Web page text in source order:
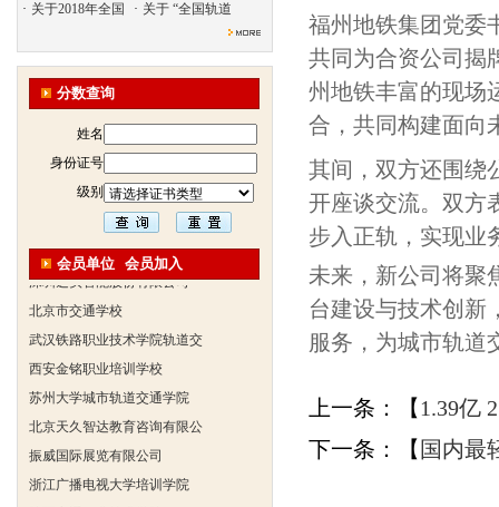
· 关于2018年全国 · 关于 “全国轨道
分数查询
姓名
身份证号
级别
会员单位 会员加入
振威国际展览有限公司
陕西交通职业技术学院
西安三资职业学院
安弗施无线射频系统(上海)有
达诺巴特集团（中国）
欧姆龙自动化（中国）有限公
中铁隧道勘测设计院有限公司
深圳达实智能股份有限公司
福州地铁集团党委
共同为合资公司揭
州地铁丰富的现场
合，共同构建面向
其间，双方还围绕
开座谈交流。双方
步入正轨，实现业
未来，新公司将聚
台建设与技术创新
服务，为城市轨道
上一条：【1.39亿
下一条：【 国内最